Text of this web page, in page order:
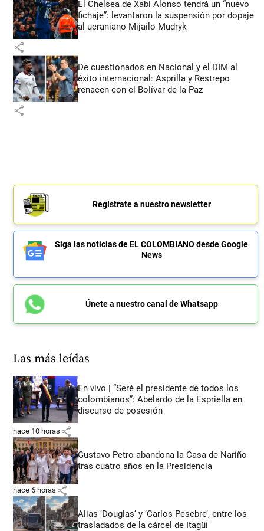
El Chelsea de Xabi Alonso tendrá un “nuevo
fichaje”: levantaron la suspensión por dopaje
al ucraniano Mijailo Mudryk
share
De cuestionados en Nacional y el DIM al
éxito internacional: Asprilla y Restrepo
renacen con el Bolívar de la Paz
share
Regístrate a nuestro newsletter
Siga las noticias de EL COLOMBIANO desde Google
News
Únete a nuestro canal de Whatsapp
Las más leídas
En vivo | “Seré el presidente de todos los
colombianos”: Abelardo de la Espriella en
discurso de posesión
hace 10 horas share
Gustavo Petro abandona la Casa de Nariño
tras cuatro años en la Presidencia
hace 6 horas share
Alias ‘Douglas’ y ‘Carlos Pesebre’, entre los
trasladados de la cárcel de Itagüí